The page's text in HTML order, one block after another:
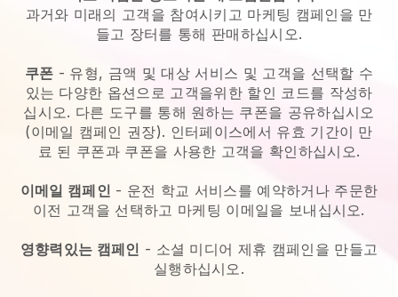
과거와 미래의 고객을 참여시키고 마케팅 캠페인을 만
들고 장터를 통해 판매하십시오.
쿠폰 - 유형, 금액 및 대상 서비스 및 고객을 선택할 수
있는 다양한 옵션으로 고객을위한 할인 코드를 작성하
십시오. 다른 도구를 통해 원하는 쿠폰을 공유하십시오
(이메일 캠페인 권장). 인터페이스에서 유효 기간이 만
료 된 쿠폰과 쿠폰을 사용한 고객을 확인하십시오.
이메일 캠페인 - 운전 학교 서비스를 예약하거나 주문한
이전 고객을 선택하고 마케팅 이메일을 보내십시오.
영향력있는 캠페인 - 소셜 미디어 제휴 캠페인을 만들고
실행하십시오.